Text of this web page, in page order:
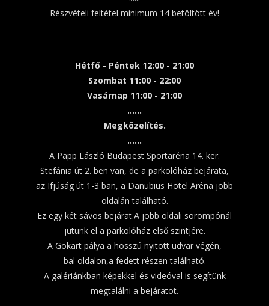
Részvételi feltétel minimum 14 betöltött év!
Hétfő - Péntek 12:00 - 21:00
Szombat 11:00 - 22:00
Vasárnap 11:00 - 21:00
......
Megközelítés.
......
A Papp László Budapest Sportaréna 14. ker.
Stefánia út 2. ben van, de a parkolóház bejárata,
az Ifjúság út 1-3 ban, a Danubius Hotel Aréna jobb
oldalán található.
Ez egy két sávos bejárat.A jobb oldali sorompónál
jutunk el a parkolóház első szintjére.
A Gokart pálya a hosszú nyitott udvar végén,
bal oldalon,a fedett részen található.
A galériánkban képekkel és videóval is segítünk
megtalálni a bejáratot.